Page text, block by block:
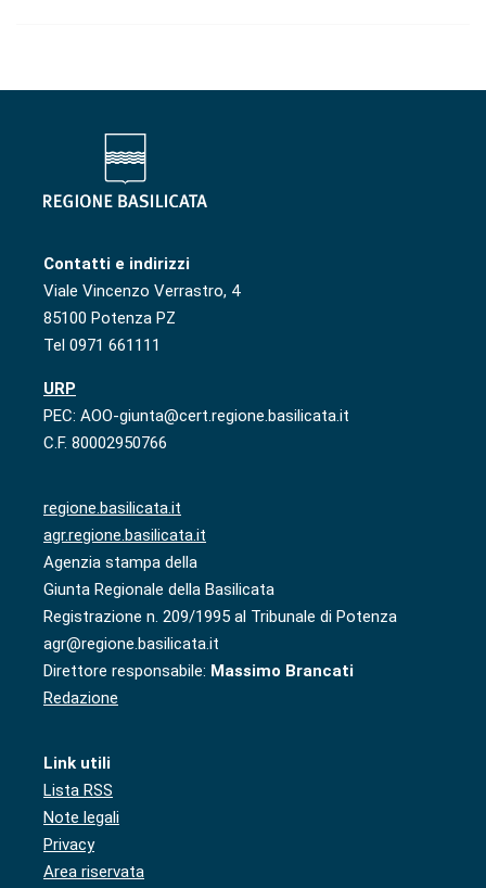
Contatti e indirizzi
Viale Vincenzo Verrastro, 4
85100 Potenza PZ
Tel 0971 661111
URP
PEC: AOO-giunta@cert.regione.basilicata.it
C.F. 80002950766
regione.basilicata.it
agr.regione.basilicata.it
Agenzia stampa della
Giunta Regionale della Basilicata
Registrazione n. 209/1995 al Tribunale di Potenza
agr@regione.basilicata.it
Direttore responsabile: Massimo Brancati
Redazione
Link utili
Lista RSS
Note legali
Privacy
Area riservata